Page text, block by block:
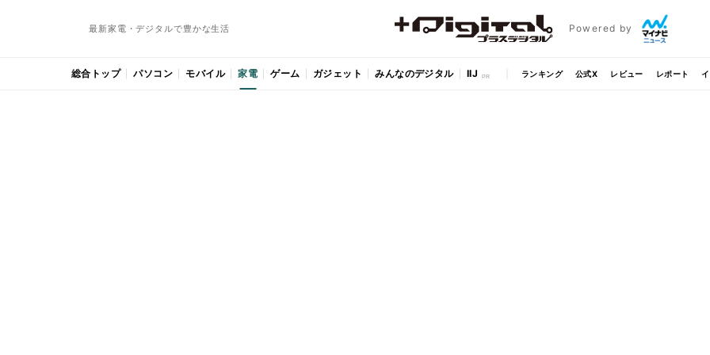
最新家電・デジタルで豊かな生活 Powered by
総合トップ パソコン モバイル 家電 ゲーム ガジェット みんなのデジタル IIJ ランキング 公式X レビュー レポート